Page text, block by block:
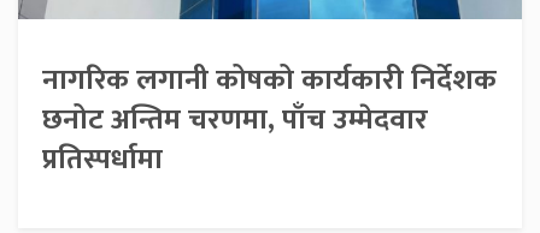
नागरिक लगानी कोषको कार्यकारी निर्देशक
छनोट अन्तिम चरणमा, पाँच उम्मेदवार
प्रतिस्पर्धामा